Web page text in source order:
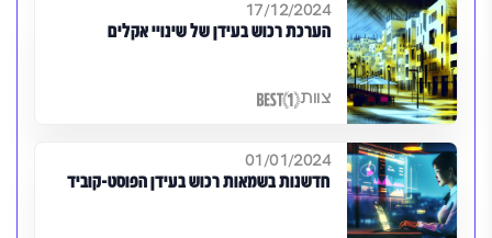
17/12/2024
הערכת רכוש בעידן של שינויי אקלים
צוות
01/01/2024
חדשנות בשמאות רכוש בעידן הפוסט-קוביד